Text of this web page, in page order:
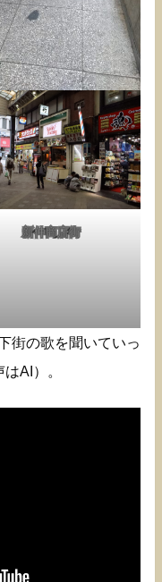
新仲商店街
街の歌を聞いていっ
AI）。